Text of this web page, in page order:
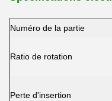
Numéro de la partie
Ratio de rotation
Perte d'insertion